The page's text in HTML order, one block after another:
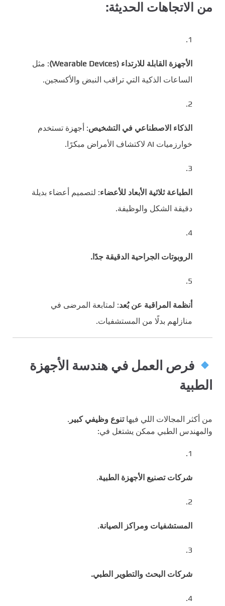
من الاتجاهات الحديثة:
الأجهزة القابلة للارتداء (Wearable Devices)
: مثل
الساعات الذكية التي تراقب النبض والأكسجين.
الذكاء الاصطناعي في التشخيص: أجهزة تستخدم
خوارزميات AI لاكتشاف الأمراض مبكرًا.
الطباعة ثلاثية الأبعاد للأعضاء: لتصميم أعضاء بديلة
دقيقة الشكل والوظيفة.
الروبوتات الجراحية الدقيقة جدًا.
أنظمة المراقبة عن بُعد: لمتابعة المرضى في
منازلهم بدلًا من المستشفيات.
فرص العمل في هندسة الأجهزة
الطبية
من أكثر المجالات اللي فيهاتنوع وظيفي كبير .
والمهندس الطبي ممكن يشتغل في:
شركات تصنيع الأجهزة الطبية.
المستشفيات ومراكز الصيانة.
شركات البحث والتطوير الطبي.